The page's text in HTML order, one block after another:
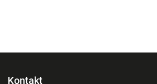
Kontakt